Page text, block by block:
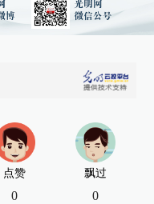
点赞
0
飘过
0